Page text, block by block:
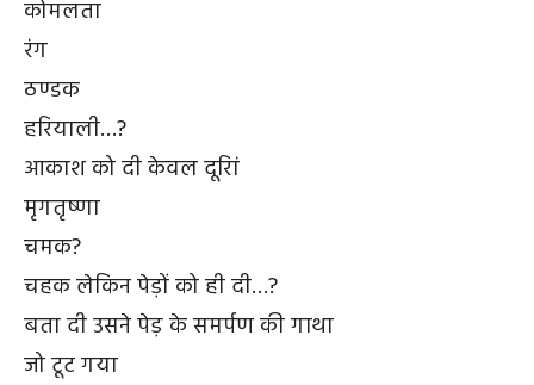
कोमलता
रंग
ठण्डक
हरियाली…?
आकाश को दी केवल दूरिां
मृगतृष्णा
चमक?
चहक लेकिन पेड़ों को ही दी…?
बता दी उसने पेड़ के समर्पण की गाथा
जो टूट गया